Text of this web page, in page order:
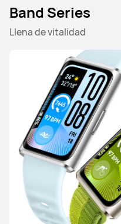
Band Series
Llena de vitalidad